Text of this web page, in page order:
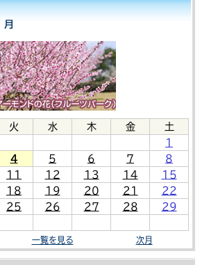
火 水 木 金
土
1
4 5 6 7
8
11 12 13 14
15
18 19 20 21
22
25 26 27 28
29
一覧を見る 次月